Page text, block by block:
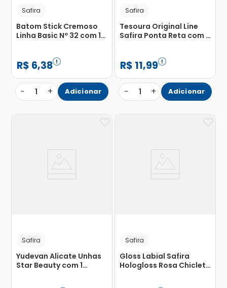
Safira
Batom Stick Cremoso
Linha Basic Nº 32 com 1
R$ 6,38
− 1 + Adicionar
Safira
Tesoura Original Line
Safira Ponta Reta com 1
R$ 11,99
− 1 + Adicionar
Safira
Yudevan Alicate Unhas
Star Beauty com 1
Safira
Gloss Labial Safira
Hologloss Rosa Chiclete